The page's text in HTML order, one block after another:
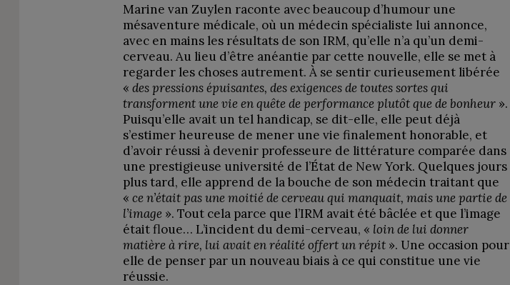
Marine van Zuylen raconte avec beaucoup d’humour une
mésaventure médicale, où un médecin spécialiste lui annonce,
avec en mains les résultats de son IRM, qu’elle n’a qu’un demi-
cerveau. Au lieu d’être anéantie par cette nouvelle, elle se met à
regarder les choses autrement. À se sentir curieusement libérée
« des pressions épuisantes, des exigences de toutes sortes qui
transforment une vie en quête de performance plutôt que de bonheur ».
Puisqu’elle avait un tel handicap, se dit-elle, elle peut déjà
s’estimer heureuse de mener une vie finalement honorable, et
d’avoir réussi à devenir professeure de littérature comparée dans
une prestigieuse université de l’État de New York. Quelques jours
plus tard, elle apprend de la bouche de son médecin traitant que
« ce n’était pas une moitié de cerveau qui manquait, mais une partie de
l’image ». Tout cela parce que l’IRM avait été bâclée et que l’image
était floue… L’incident du demi-cerveau, « loin de lui donner
matière à rire, lui avait en réalité offert un répit ». Une occasion pour
elle de penser par un nouveau biais à ce qui constitue une vie
réussie.